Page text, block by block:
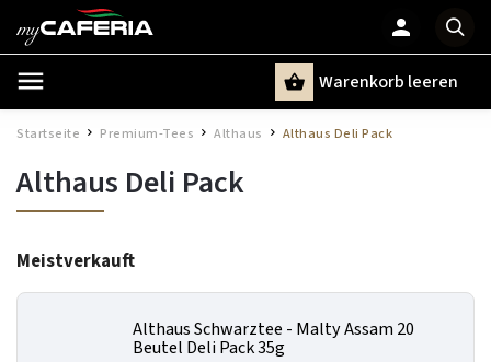
Warenkorb leeren
Startseite / Premium-Tees / Althaus Althaus Deli Pack
Althaus Deli Pack
Meistverkauft
Althaus Schwarztee - Malty Assam 20
Beutel Deli Pack 35g